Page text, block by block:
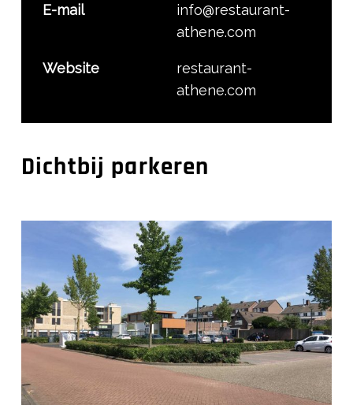
E-mail
info@restaurant-
athene.com
Website
restaurant-
athene.com
Dichtbij parkeren